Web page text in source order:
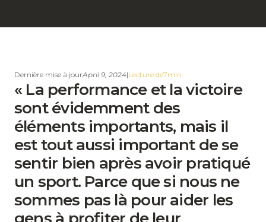
Dernière mise à jourApril 9, 2024|Lecture de7min
« La performance et la victoire
sont évidemment des
éléments importants, mais il
est tout aussi important de se
sentir bien après avoir pratiqué
un sport. Parce que si nous ne
sommes pas là pour aider les